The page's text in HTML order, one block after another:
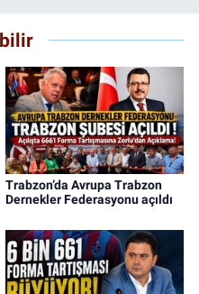
Trabzon’da Avrupa Trabzon
Dernekler Federasyonu açıldı